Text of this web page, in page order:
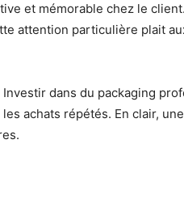
et mémorable chez le client.
attention particulière plait
dans du packaging
achats répétés. En clair,